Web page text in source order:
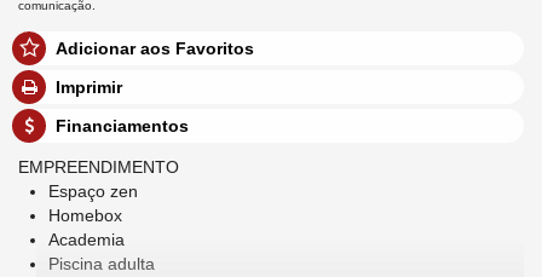
comunicação.
Adicionar aos Favoritos
Imprimir
Financiamentos
EMPREENDIMENTO
Espaço zen
Homebox
Academia
Piscina adulta